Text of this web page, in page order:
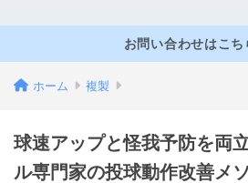
お問い合わせはこち
ホーム 複製
球速アップと怪我予防を両
ル専門家の投球動作改善メ